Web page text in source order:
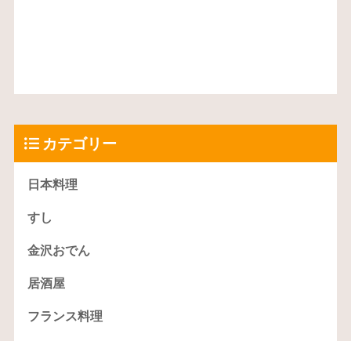
カテゴリー
日本料理
すし
金沢おでん
居酒屋
フランス料理